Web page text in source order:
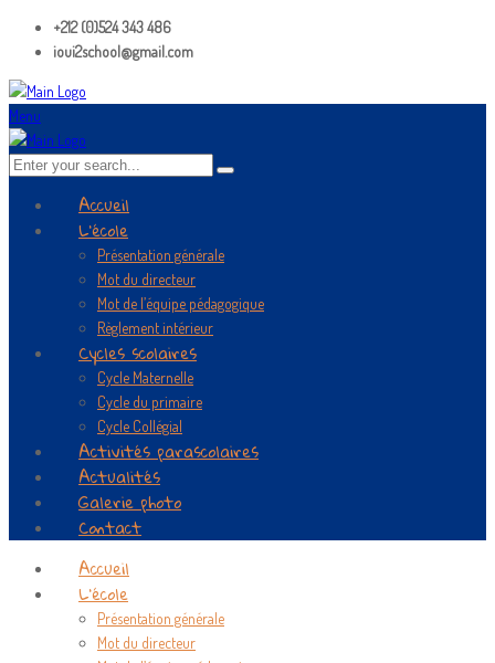
+212 (0)524 343 486
ioui2school@gmail.com
Menu
Accueil
L’école
Présentation générale
Mot du directeur
Mot de l’équipe pédagogique
Règlement intérieur
Cycles scolaires
Cycle Maternelle
Cycle du primaire
Cycle Collégial
Activités parascolaires
Actualités
Galerie photo
Contact
Accueil
L’école
Présentation générale
Mot du directeur